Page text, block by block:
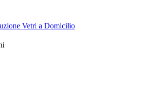
Vetri a Domicilio